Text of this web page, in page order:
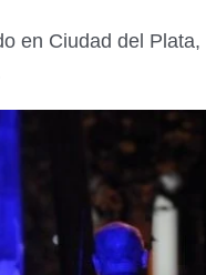
en Ciudad del